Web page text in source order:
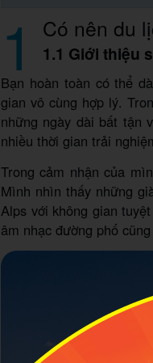
1 Có nên du
1.1 Giới thiệu
Bạn hoàn toàn có thể
gian vô cùng hợp lý.
những ngày dài bất tận
nhiều thời gian trải
Trong cảm nhận của
Mình nhìn thấy những
Alps với không gian
âm nhạc đường phố